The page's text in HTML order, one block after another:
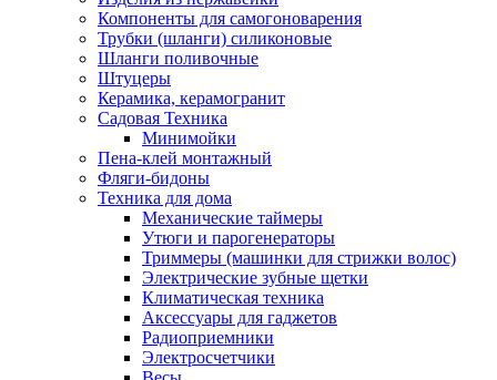
Компоненты для самогоноварения
Трубки (шланги) силиконовые
Шланги поливочные
Штуцеры
Керамика, керамогранит
Садовая Техника
Минимойки
Пена-клей монтажный
Фляги-бидоны
Техника для дома
Механические таймеры
Утюги и парогенераторы
Триммеры (машинки для стрижки волос)
Электрические зубные щетки
Климатическая техника
Аксессуары для гаджетов
Радиоприемники
Электросчетчики